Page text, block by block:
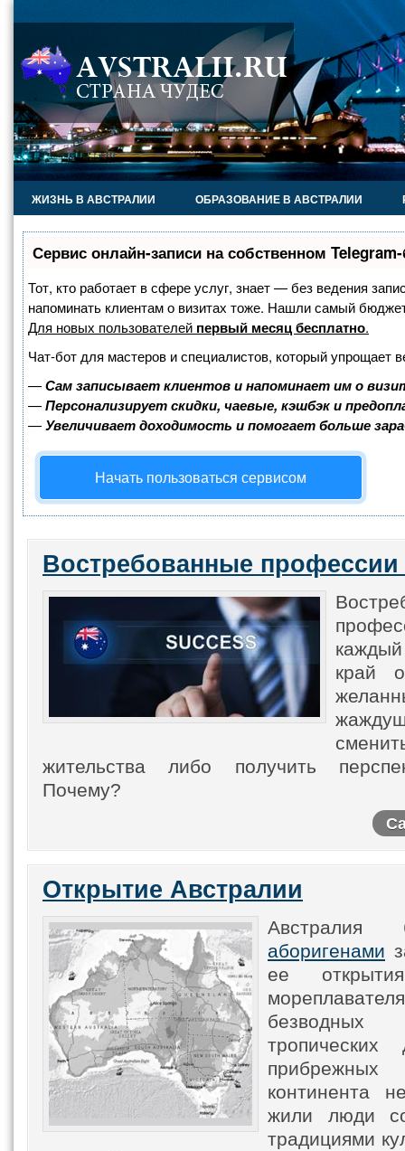
ЖИЗНЬ В АВСТРАЛИИ ОБРАЗОВАНИЕ В АВСТРАЛИИ
Сервис онлайн-записи на собственном
Тот, кто работает в сфере услуг, знает — без ведения
напоминать клиентам о визитах тоже. Нашли самый
Для новых пользователей первый месяц бесплатно.
Чат-бот для мастеров и специалистов, который упрощает
—Сам записывает клиентов и напоминает им о
—Персонализирует скидки, чаевые, кэшбэк и
—Увеличивает доходимость и помогает больше
Начать пользоваться сервисом
Востребованные
край
жительства либо получить
Почему?
Открытие Австралии
Австралия
аборигенами
ее
прибрежных
континента
жили люди
традициями